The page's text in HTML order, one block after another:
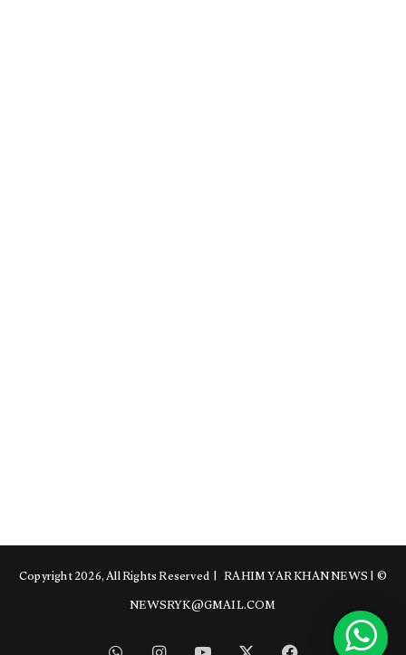
© Copyright 2026, All Rights Reserved |
RAHIM YAR KHAN NEWS|
NEWSRYK@GMAIL.COM